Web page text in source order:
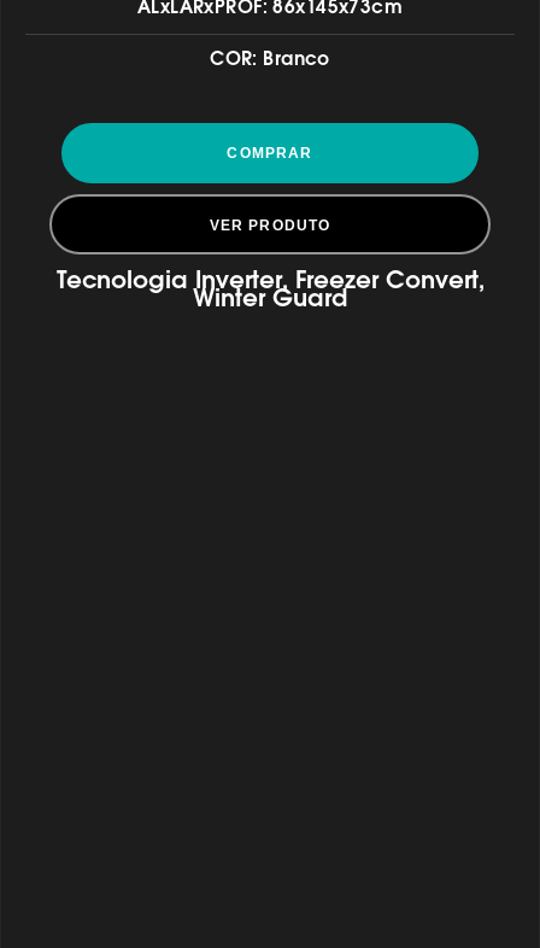
ALxLARxPROF: 86x145x73cm
COR: Branco
COMPRAR
VER PRODUTO
Tecnologia Inverter, Freezer Convert,
Winter Guard